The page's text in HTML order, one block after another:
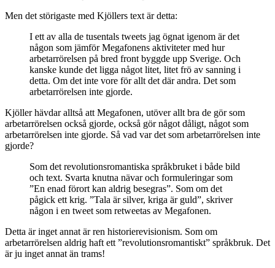
Men det störigaste med Kjöllers text är detta:
I ett av alla de tusentals tweets jag ögnat igenom är det
någon som jämför Megafonens aktiviteter med hur
arbetarrörelsen på bred front byggde upp Sverige. Och
kanske kunde det ligga något litet, litet frö av sanning i
detta. Om det inte vore för allt det där andra. Det som
arbetarrörelsen inte gjorde.
Kjöller hävdar alltså att Megafonen, utöver allt bra de gör som
arbetarrörelsen också gjorde, också gör något dåligt, något som
arbetarrörelsen inte gjorde. Så vad var det som arbetarrörelsen inte
gjorde?
Som det revolutionsromantiska språkbruket i både bild
och text. Svarta knutna nävar och formuleringar som
”En enad förort kan aldrig besegras”. Som om det
pågick ett krig. ”Tala är silver, kriga är guld”, skriver
någon i en tweet som retweetas av Megafonen.
Detta är inget annat är ren historierevisionism. Som om
arbetarrörelsen aldrig haft ett ”revolutionsromantiskt” språkbruk. Det
är ju inget annat än trams!